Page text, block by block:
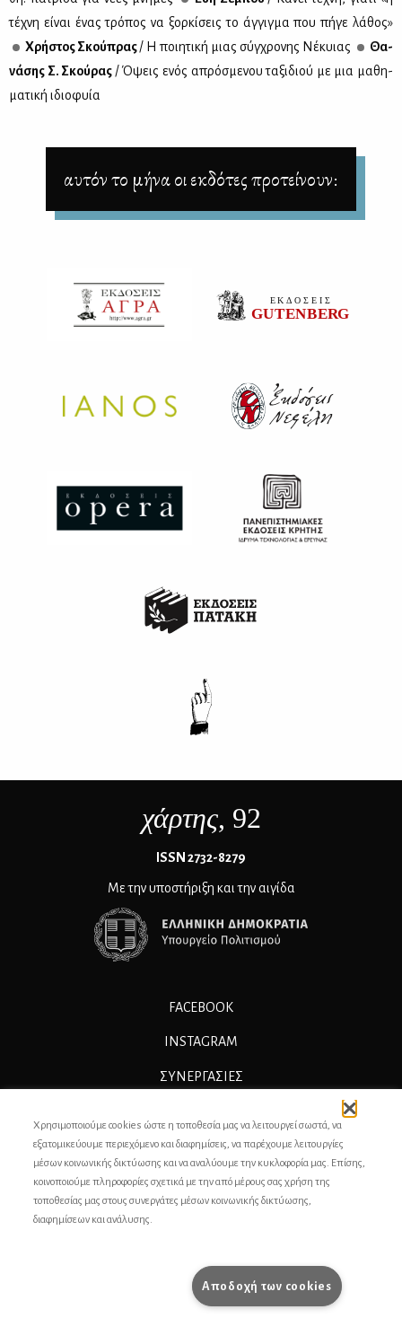
τέ­χνη εί­ναι ένας τρό­πος να ξορ­κί­σεις το άγ­γιγ­μα που πή­γε λά­θος»
Χρή­στος Σκού­πρας/ Η ποι­η­τι­κή μιας σύγ­χρο­νης Νέ­κυιας
Θα­
νά­σης Σ. Σκού­ρας/ Όψεις ενός απρό­σμε­νου τα­ξι­διού με μια μα­θη­
μα­τι­κή ιδιο­φυία
αυτόν το μήνα οι εκδότες προτείνουν:
χάρτης, 92
ΙSSN 2732-8279
Με την υποστήριξη και την αιγίδα
FACEBOOK
INSTAGRAM
ΣΥΝΕΡΓΑΣΊΕΣ
ΕΠΙΚΟΙΝΩΝΙΑ
ΣΥΝΤΕΛΕΣΤΕΣ
ΟΡΟΙ ΧΡΗΣΗΣ
Χρησιμοποιούμε cookies ώστε η τοποθεσία μας να λειτουργεί σωστά, να
εξατομικεύουμε περιεχόμενο και διαφημίσεις, να παρέχουμε λειτουργίες
μέσων κοινωνικής δικτύωσης και να αναλύουμε την κυκλοφορία μας. Επίσης,
κοινοποιούμε πληροφορίες σχετικά με την από μέρους σας χρήση της
τοποθεσίας μας στους συνεργάτες μέσων κοινωνικής δικτύωσης,
διαφημίσεων και ανάλυσης.
Αποδοχή των cookies